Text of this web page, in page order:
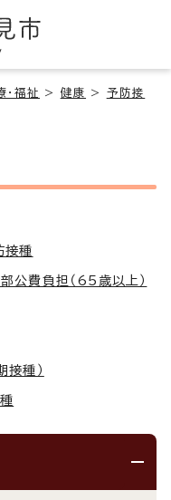
・福祉 > 健康 > 予防接
接種
公費負担（65歳以上）
接種）